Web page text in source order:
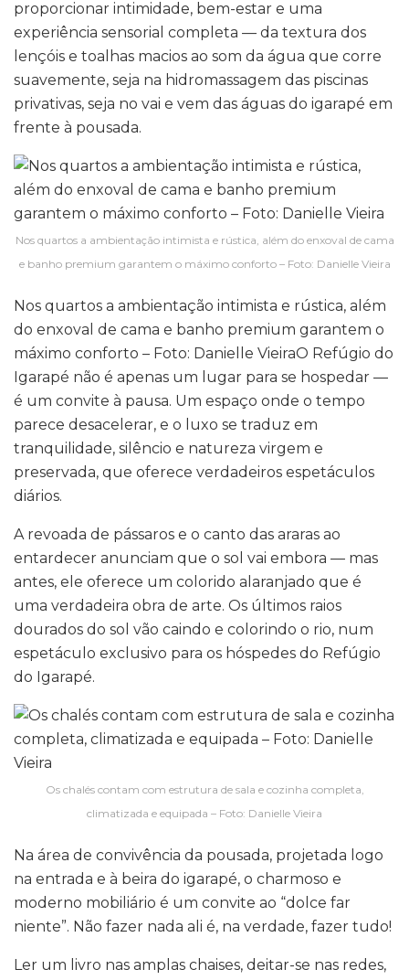
proporcionar intimidade, bem-estar e uma
experiência sensorial completa — da textura dos
lençóis e toalhas macios ao som da água que corre
suavemente, seja na hidromassagem das piscinas
privativas, seja no vai e vem das águas do igarapé em
frente à pousada.
Nos quartos a ambientação intimista e rústica, além do enxoval de cama
e banho premium garantem o máximo conforto – Foto: Danielle Vieira
Nos quartos a ambientação intimista e rústica, além
do enxoval de cama e banho premium garantem o
máximo conforto – Foto: Danielle VieiraO Refúgio do
Igarapé não é apenas um lugar para se hospedar —
é um convite à pausa. Um espaço onde o tempo
parece desacelerar, e o luxo se traduz em
tranquilidade, silêncio e natureza virgem e
preservada, que oferece verdadeiros espetáculos
diários.
A revoada de pássaros e o canto das araras ao
entardecer anunciam que o sol vai embora — mas
antes, ele oferece um colorido alaranjado que é
uma verdadeira obra de arte. Os últimos raios
dourados do sol vão caindo e colorindo o rio, num
espetáculo exclusivo para os hóspedes do Refúgio
do Igarapé.
Os chalés contam com estrutura de sala e cozinha completa,
climatizada e equipada – Foto: Danielle Vieira
Na área de convivência da pousada, projetada logo
na entrada e à beira do igarapé, o charmoso e
moderno mobiliário é um convite ao “dolce far
niente”. Não fazer nada ali é, na verdade, fazer tudo!
Ler um livro nas amplas chaises, deitar-se nas redes,